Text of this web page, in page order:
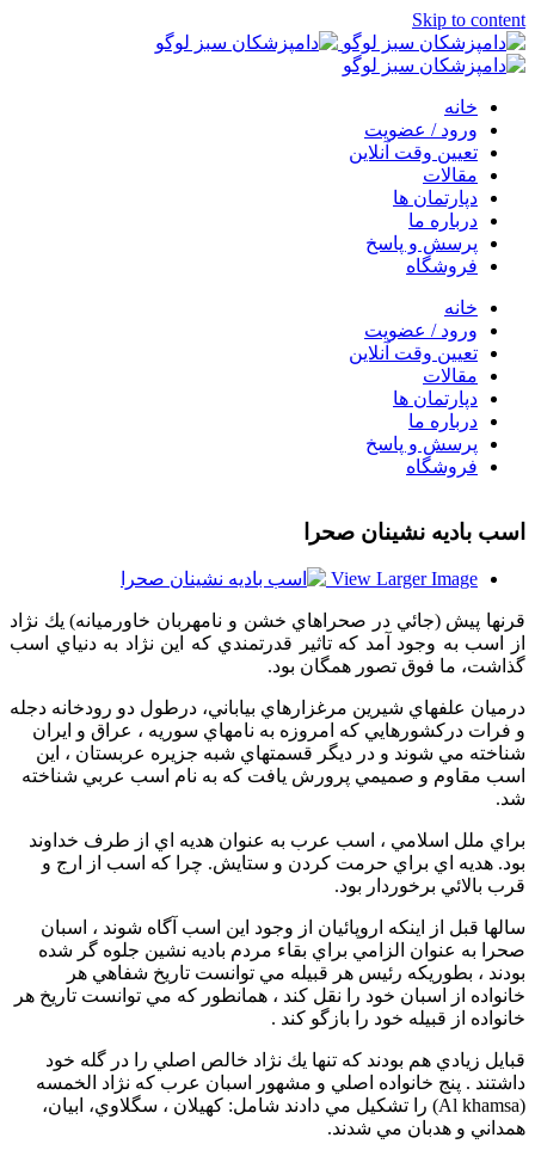
Skip to content
خانه
ورود / عضویت
تعیین وقت آنلاین
مقالات
دپارتمان ها
درباره ما
پرسش و پاسخ
فروشگاه
خانه
ورود / عضویت
تعیین وقت آنلاین
مقالات
دپارتمان ها
درباره ما
پرسش و پاسخ
فروشگاه
اسب باديه نشينان صحرا
View Larger Image
قرنها پيش (جائي در صحراهاي خشن و نامهربان خاورميانه) يك نژاد
از اسب به وجود آمد كه تاثير قدرتمندي كه اين نژاد به دنياي اسب
گذاشت، ما فوق تصور همگان بود.
درميان علفهاي شيرين مرغزارهاي بياباني، درطول دو رودخانه دجله
و فرات دركشورهايي كه امروزه به نامهاي سوريه ، عراق و ايران
شناخته مي شوند و در ديگر قسمتهاي شبه جزيره عربستان ، اين
اسب مقاوم و صميمي پرورش يافت كه به نام اسب عربي شناخته
شد.
براي ملل اسلامي ، اسب عرب به عنوان هديه اي از طرف خداوند
بود. هديه اي براي حرمت كردن و ستايش. چرا كه اسب از ارج و
قرب بالائي برخوردار بود.
سالها قبل از اينكه اروپائيان از وجود اين اسب آگاه شوند ، اسبان
صحرا به عنوان الزامي براي بقاء مردم باديه نشين جلوه گر شده
بودند ، بطوريكه رئيس هر قبيله مي توانست تاريخ شفاهي هر
خانواده از اسبان خود را نقل كند ، همانطور كه مي توانست تاريخ هر
خانواده از قبيله خود را بازگو كند .
قبايل زيادي هم بودند كه تنها يك نژاد خالص اصلي را در گله خود
داشتند . پنج خانواده اصلي و مشهور اسبان عرب كه نژاد الخمسه
(Al khamsa) را تشكيل مي دادند شامل: كهيلان ، سگلاوي، ابيان،
همداني و هدبان مي شدند.